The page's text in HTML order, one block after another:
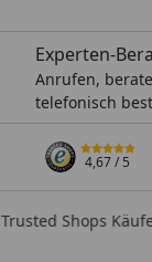
Experten-
Anrufen,
telefonisch
4,67/ 5
Trusted Shops